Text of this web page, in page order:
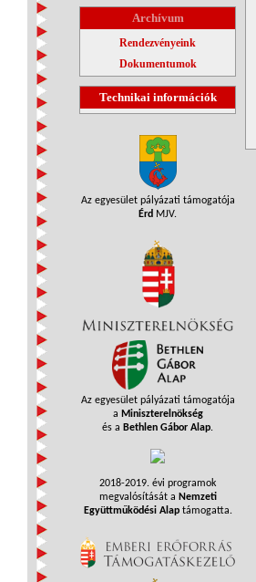
Archívum
Rendezvényeink
Dokumentumok
Technikai információk
Az egyesület pályázati támogatója
Érd MJV.
Az egyesület pályázati támogatója
a Miniszterelnökség
és a Bethlen Gábor Alap.
2018-2019. évi programok
megvalósítását a Nemzeti
Együttműködési Alaptámogatta.